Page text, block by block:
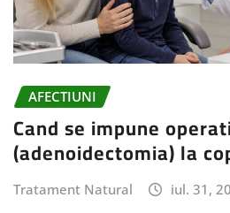
AFECTIUNI
Cand se impune
(adenoidectomia) la
Tratament Natural iul. 31,